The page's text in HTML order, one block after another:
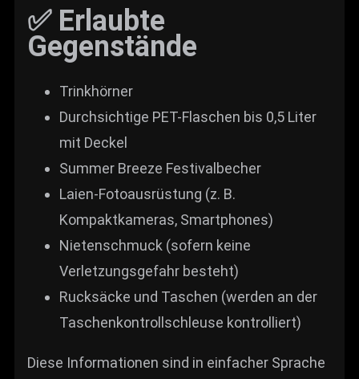
✅ Erlaubte
Gegenstände
Trinkhörner
Durchsichtige PET-Flaschen bis 0,5 Liter
mit Deckel
Summer Breeze Festivalbecher
Laien-Fotoausrüstung (z. B.
Kompaktkameras, Smartphones)
Nietenschmuck (sofern keine
Verletzungsgefahr besteht)
Rucksäcke und Taschen (werden an der
Taschenkontrollschleuse kontrolliert)
Diese Informationen sind in einfacher Sprache